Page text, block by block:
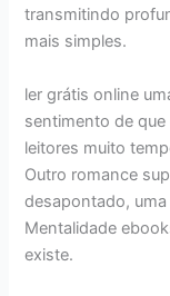
transmitindo
mais simples.
ler grátis online
sentimento de
leitores muito
Outro romance
desapontado, uma
Mentalidade
existe.